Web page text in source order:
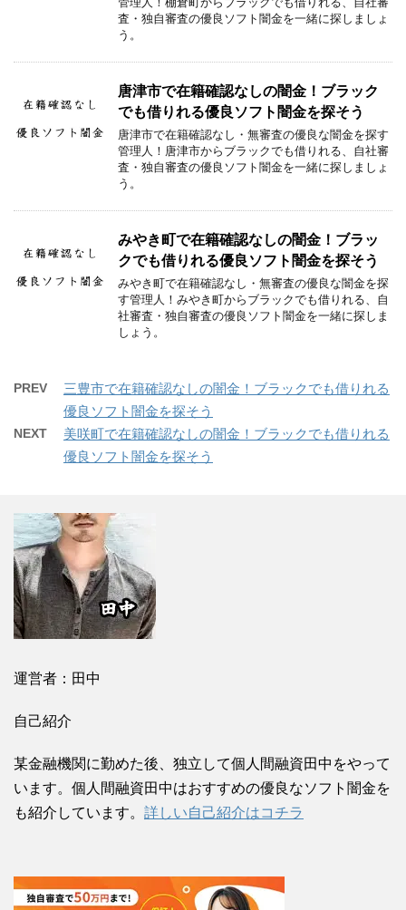
査・独自審査の優良ソフト闇金を一緒に探しましょ
う。
唐津市で在籍確認なしの闇金！ブラック
でも借りれる優良ソフト闇金を探そう
唐津市で在籍確認なし・無審査の優良な闇金を探す
管理人！唐津市からブラックでも借りれる、自社審
査・独自審査の優良ソフト闇金を一緒に探しましょ
う。
みやき町で在籍確認なしの闇金！ブラッ
クでも借りれる優良ソフト闇金を探そう
みやき町で在籍確認なし・無審査の優良な闇金を探
す管理人！みやき町からブラックでも借りれる、自
社審査・独自審査の優良ソフト闇金を一緒に探しま
しょう。
PREV
三豊市で在籍確認なしの闇金！ブラックでも借りれる
優良ソフト闇金を探そう
NEXT
美咲町で在籍確認なしの闇金！ブラックでも借りれる
優良ソフト闇金を探そう
運営者：田中
自己紹介
某金融機関に勤めた後、独立して個人間融資田中をやって
います。個人間融資田中はおすすめの優良なソフト闇金を
も紹介しています。 詳しい自己紹介はコチラ